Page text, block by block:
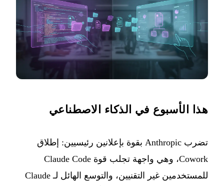
هذا الأسبوع في الذكاء الاصطناعي
تضرب Anthropic بقوة بإعلانين رئيسيين: إطلاق
Cowork، وهي واجهة تجلب قوة Claude Code
للمستخدمين غير التقنيين، والتوسع الهائل لـ Claude